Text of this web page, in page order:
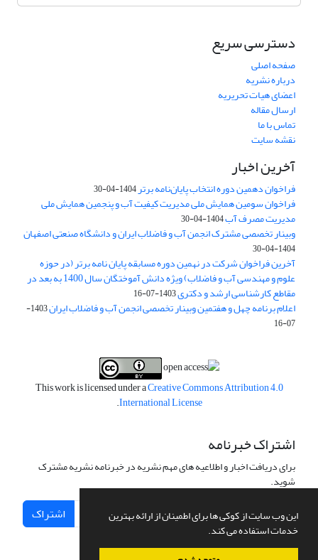
این وب سایت از کوکی ها برای اطمینان از ارائه بهترین
خدمات استفاده می کند.
دسترسی سریع
صفحه اصلی
درباره نشریه
اعضای هیات تحریریه
ارسال مقاله
تماس با ما
نقشه سایت
آخرین اخبار
فراخوان دهمین دوره انتخاب پایان‌نامه برتر1404-04-30
فراخوان سومین همایش ملی مدیریت کیفیت آب و پنجمین همایش ملی
مدیریت مصرف آب1404-04-30
وبینار تخصصی مشترک انجمن آب و فاضلاب ایران و دانشگاه صنعتی اصفهان
1404-04-30
آخرین فراخوان شرکت در نهمین دوره مسابقه پایان نامه برتر (در حوزه
علوم و مهندسی آب و فاضلاب) ویژه دانش آموختگان سال 1400 به بعد در
مقاطع کارشناسی ارشد و دکتری1403-07-16
اعلام برنامه چهل و هفتمین وبینار تخصصی انجمن آب و فاضلاب ایران
1403-
07-16
This work is licensed under aCreative Commons Attribution 4.0
International License
.
اشتراک خبرنامه
برای دریافت اخبار و اطلاعیه های مهم نشریه در خبرنامه نشریه مشترک
شوید.
اشتراک